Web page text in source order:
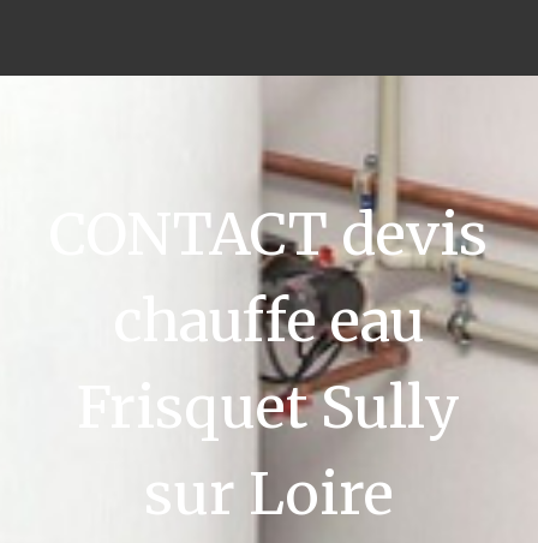
CONTACT devis
chauffe eau
Frisquet Sully
sur Loire